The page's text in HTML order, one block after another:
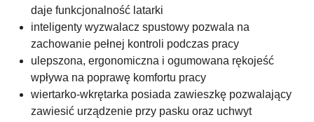
daje funkcjonalność latarki
inteligenty wyzwalacz spustowy pozwala na
zachowanie pełnej kontroli podczas pracy
ulepszona, ergonomiczna i ogumowana rękojeść
wpływa na poprawę komfortu pracy
wiertarko-wkrętarka posiada zawieszkę pozwalający
zawiesić urządzenie przy pasku oraz uchwyt